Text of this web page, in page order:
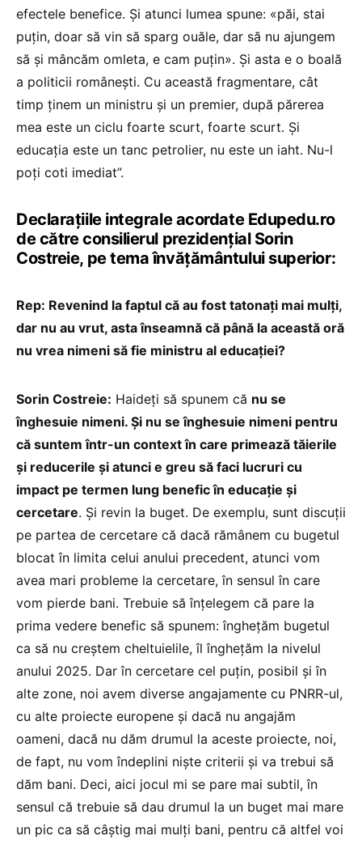
efectele benefice. Și atunci lumea spune: «păi, stai
puțin, doar să vin să sparg ouăle, dar să nu ajungem
să și mâncăm omleta, e cam puțin». Și asta e o boală
a politicii românești. Cu această fragmentare, cât
timp ținem un ministru și un premier, după părerea
mea este un ciclu foarte scurt, foarte scurt. Și
educația este un tanc petrolier, nu este un iaht. Nu-l
poți coti imediat”.
Declarațiile integrale acordate Edupedu.ro
de către consilierul prezidențial Sorin
Costreie, pe tema învățământului superior:
Rep: Revenind la faptul că au fost tatonați mai mulți,
dar nu au vrut, asta înseamnă că până la această oră
nu vrea nimeni să fie ministru al educației?
Sorin Costreie: Haideți să spunem că nu se
înghesuie nimeni. Și nu se înghesuie nimeni pentru
că suntem într-un context în care primează tăierile
și reducerile și atunci e greu să faci lucruri cu
impact pe termen lung benefic în educație și
cercetare. Și revin la buget. De exemplu, sunt discuții
pe partea de cercetare că dacă rămânem cu bugetul
blocat în limita celui anului precedent, atunci vom
avea mari probleme la cercetare, în sensul în care
vom pierde bani. Trebuie să înțelegem că pare la
prima vedere benefic să spunem: înghețăm bugetul
ca să nu creștem cheltuielile, îl înghețăm la nivelul
anului 2025. Dar în cercetare cel puțin, posibil și în
alte zone, noi avem diverse angajamente cu PNRR-ul,
cu alte proiecte europene și dacă nu angajăm
oameni, dacă nu dăm drumul la aceste proiecte, noi,
de fapt, nu vom îndeplini niște criterii și va trebui să
dăm bani. Deci, aici jocul mi se pare mai subtil, în
sensul că trebuie să dau drumul la un buget mai mare
un pic ca să câștig mai mulți bani, pentru că altfel voi